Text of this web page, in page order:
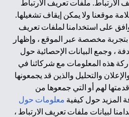
الارتباط. ملفات تعريف الارتباط
موقعنا ولا يمكن إيقاف تشغيلها.
على استخدامنا لملفات تعريف
بتجربة مخصصة عبر الموقع ، وإظهار
، وجمع البيانات الإحصائية حول
هذه المعلومات مع شركائنا في
والتحليل والذين قد يجمعونها
لهم أو التي جمعوها من
المزيد حول كيفية معلومات حول
لبيانات ملفات تعريف الارتباط ،
لدى مصرف الإمارات المركزي تحت
أرقام التراخيص 202563 لفرع الوصل في دبي، 531989 لفرع مول
لفرع أبوظبي. هاتف: 4000 311 04.
العربية المتحدة مرخص من مصرف
كفرع لبنك أجنبي.
المتحدة مرخص من هيئة الأوراق المالية
والسلع في الإمارات العربية المتحدة ("SCA") للقيام بالنشاط المالي لـ أ)
والترويج بموجب ترخيص رقم
تداول في الأسواق الدولية بموجب ترخيص